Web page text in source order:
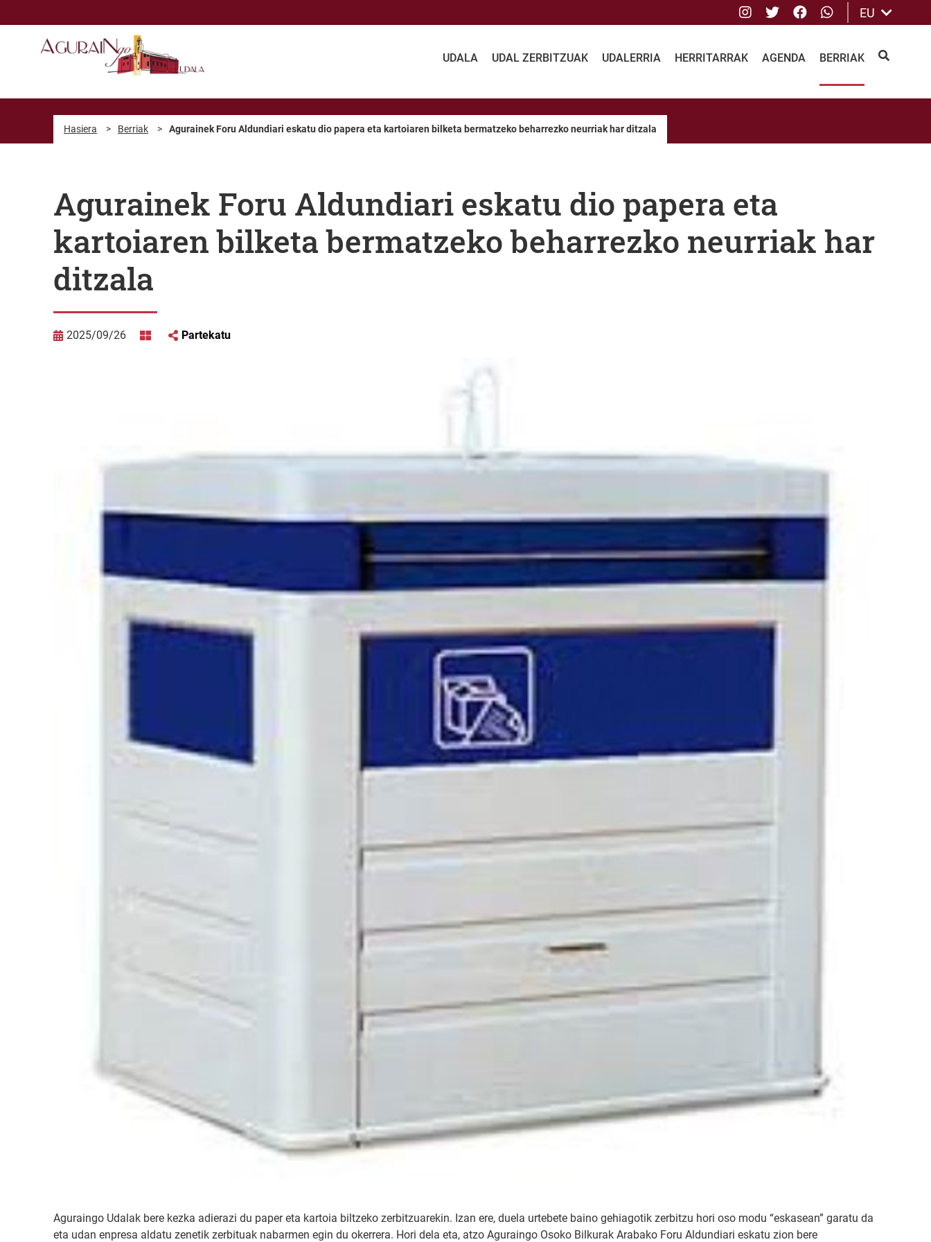
Instagram
TwitterFacebook
whatsApp
EU
UDALA UDAL ZERBITZUAK UDALERRIA HERRITARRAK AGENDA BERRIAK BILATU
Hasiera > Berriak > Agurainek Foru Aldundiari eskatu dio papera eta kartoiaren bilketa bermatzeko beharrezko neurriak har ditzala
Agurainek Foru Aldundiari eskatu dio papera eta
kartoiaren bilketa bermatzeko beharrezko neurriak har
ditzala
2025/09/26 Partekatu
Aguraingo Udalak bere kezka adierazi du paper eta kartoia biltzeko zerbitzuarekin. Izan ere, duela urtebete baino gehiagotik zerbitzu hori oso modu “eskasean” garatu da
eta udan enpresa aldatu zenetik zerbituak nabarmen egin du okerrera. Hori dela eta, atzo Aguraingo Osoko Bilkurak Arabako Foru Aldundiari eskatu zion bere